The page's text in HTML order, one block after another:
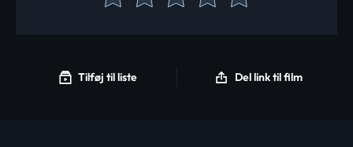
Tilføj til liste Del link til film